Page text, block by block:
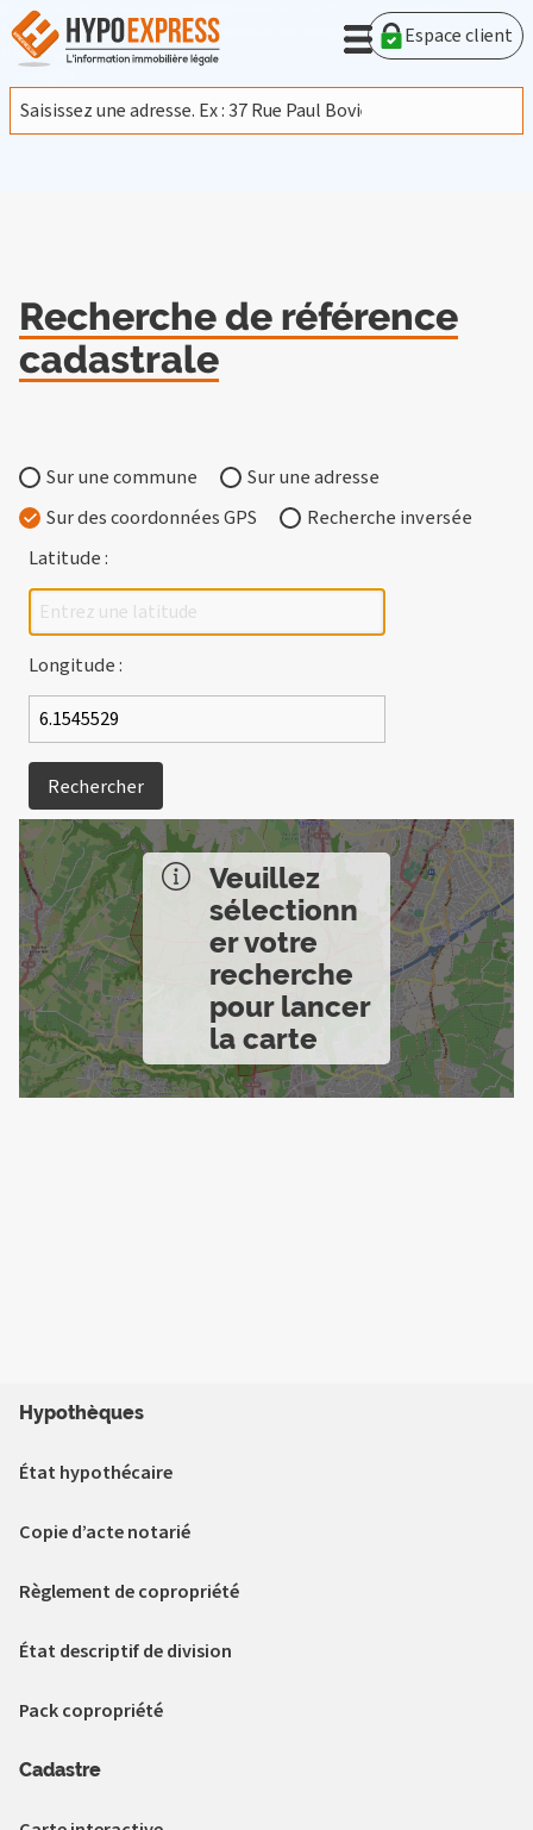
En poursuivant votre navigation sur ce site, vous acceptez
l'utilisation de cookies provenant de Google afin d'analyser le
trafic.En savoir plus
J'accepte
Espace client
Recherche de référence
cadastrale
Sur une commune
Sur une adresse
Sur des coordonnées GPS
Recherche inversée
Latitude :
Longitude :
Rechercher
Veuillez
sélectionn
er votre
recherche
pour lancer
la carte
Hypothèques
État hypothécaire
Copie d’acte notarié
Règlement de copropriété
État descriptif de division
Pack copropriété
Cadastre